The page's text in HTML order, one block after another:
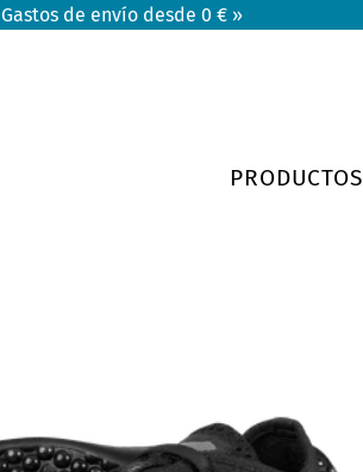
Gastos de envío desde 0 € »
PRODUCTOS